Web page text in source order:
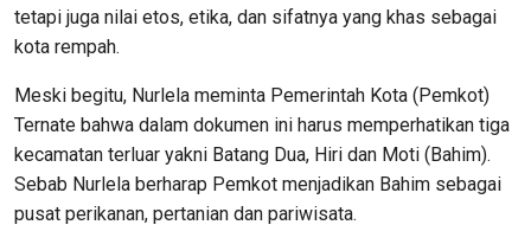
tetapi juga nilai etos, etika, dan sifatnya yang khas sebagai
kota rempah.
Meski begitu, Nurlela meminta Pemerintah Kota (Pemkot)
Ternate bahwa dalam dokumen ini harus memperhatikan tiga
kecamatan terluar yakni Batang Dua, Hiri dan Moti (Bahim).
Sebab Nurlela berharap Pemkot menjadikan Bahim sebagai
pusat perikanan, pertanian dan pariwisata.